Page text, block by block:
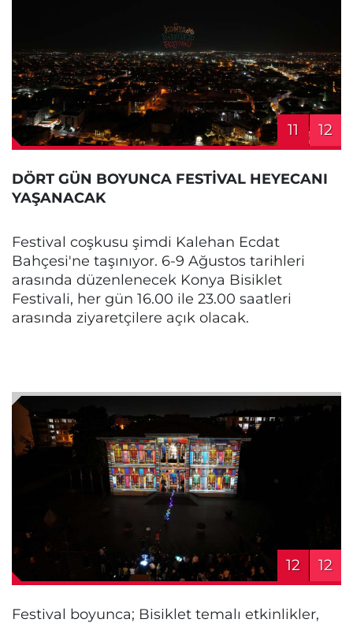
11 12
DÖRT GÜN BOYUNCA FESTİVAL HEYECANI
YAŞANACAK
Festival coşkusu şimdi Kalehan Ecdat
Bahçesi'ne taşınıyor. 6-9 Ağustos tarihleri
arasında düzenlenecek Konya Bisiklet
Festivali, her gün 16.00 ile 23.00 saatleri
arasında ziyaretçilere açık olacak.
12 12
Festival boyunca; Bisiklet temalı etkinlikler,